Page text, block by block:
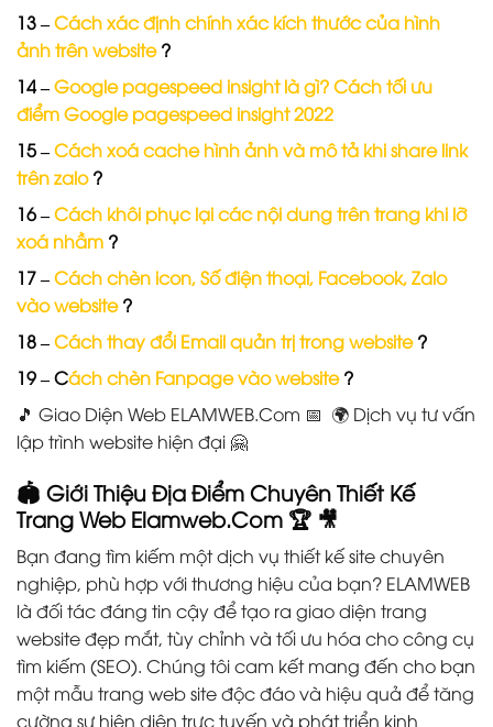
13 –Cách xác định chính xác kích thước của hình
ảnh trên website?
14 –Google pagespeed insight là gì? Cách tối ưu
điểm Google pagespeed insight 2022
15 –Cách xoá cache hình ảnh và mô tả khi share link
trên zalo?
16 –Cách khôi phục lại các nội dung trên trang khi lỡ
xoá nhầm ?
17 –Cách chèn icon, Số điện thoại, Facebook, Zalo
vào website?
18 –Cách thay đổi Email quản trị trong website?
19 – Cách chèn Fanpage vào website?
🎵 Giao Diện Web ELAMWEB.Com 📅 🌍 Dịch vụ tư vấn
lập trình website hiện đại 🤗
🏟️ Giới Thiệu Địa Điểm Chuyên Thiết Kế
Trang Web Elamweb.Com 🏆 🎥
Bạn đang tìm kiếm một dịch vụ thiết kế site chuyên
nghiệp, phù hợp với thương hiệu của bạn? ELAMWEB
là đối tác đáng tin cậy để tạo ra giao diện trang
website đẹp mắt, tùy chỉnh và tối ưu hóa cho công cụ
tìm kiếm (SEO). Chúng tôi cam kết mang đến cho bạn
một mẫu trang web site độc đáo và hiệu quả để tăng
cường sự hiện diện trực tuyến và phát triển kinh